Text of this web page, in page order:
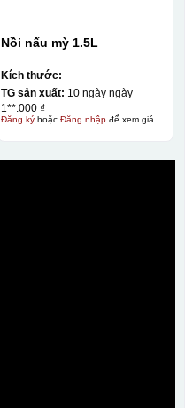
Nồi nấu mỳ 1.5L
Kích thước:
TG sản xuất: 10 ngày ngày
1**.000 ₫
Đăng kýhoặc Đăng nhậpđể xem giá